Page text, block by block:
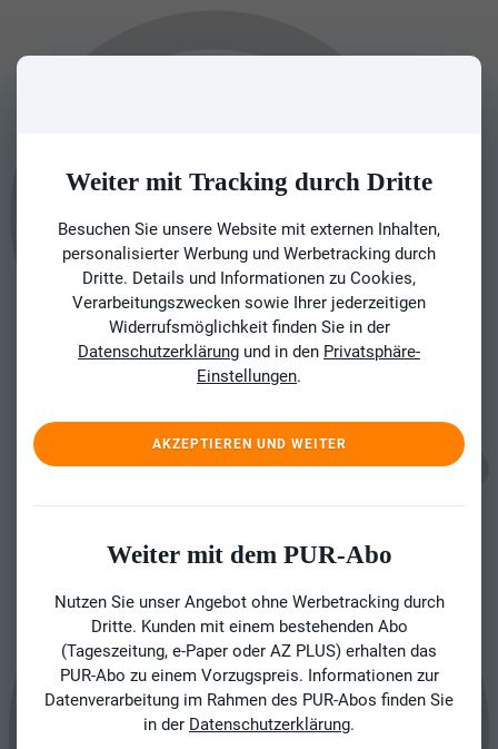
Weiter mit Tracking durch Dritte
Besuchen Sie unsere Website mit externen Inhalten,
personalisierter Werbung und Werbetracking durch
Dritte. Details und Informationen zu Cookies,
Verarbeitungszwecken sowie Ihrer jederzeitigen
Widerrufsmöglichkeit finden Sie in der
Datenschutzerklärung und in den Privatsphäre-
Einstellungen.
AKZEPTIEREN UND WEITER
Weiter mit dem PUR-Abo
Nutzen Sie unser Angebot ohne Werbetracking durch
Dritte. Kunden mit einem bestehenden Abo
(Tageszeitung, e-Paper oder AZ PLUS) erhalten das
PUR-Abo zu einem Vorzugspreis. Informationen zur
Datenverarbeitung im Rahmen des PUR-Abos finden Sie
in der Datenschutzerklärung.